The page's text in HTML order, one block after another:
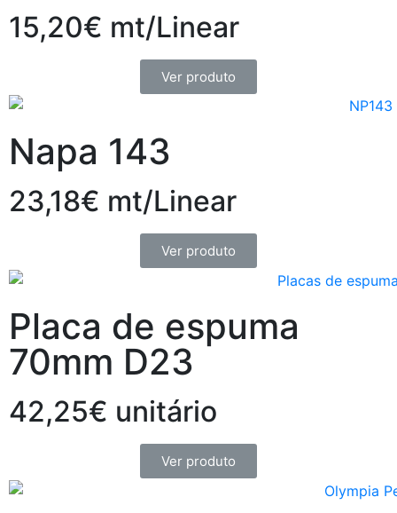
15,20€ mt/Linear
Ver produto
Napa 143
23,18€ mt/Linear
Ver produto
Placa de espuma
70mm D23
42,25€ unitário
Ver produto